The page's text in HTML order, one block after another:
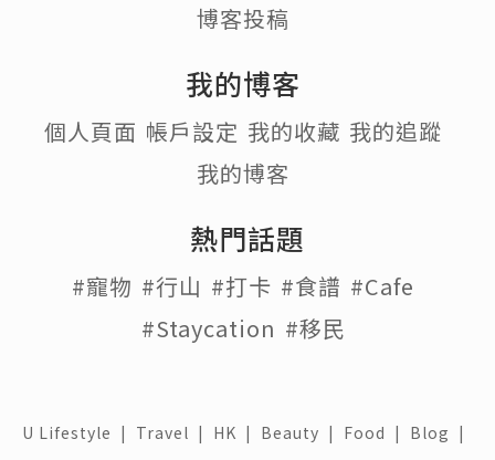
博客投稿
我的博客
個人頁面 帳戶設定 我的收藏 我的追蹤
我的博客
熱門話題
#寵物 #行山 #打卡 #食譜 #Cafe
#Staycation #移民
U Lifestyle | Travel | HK | Beauty | Food | Blog |